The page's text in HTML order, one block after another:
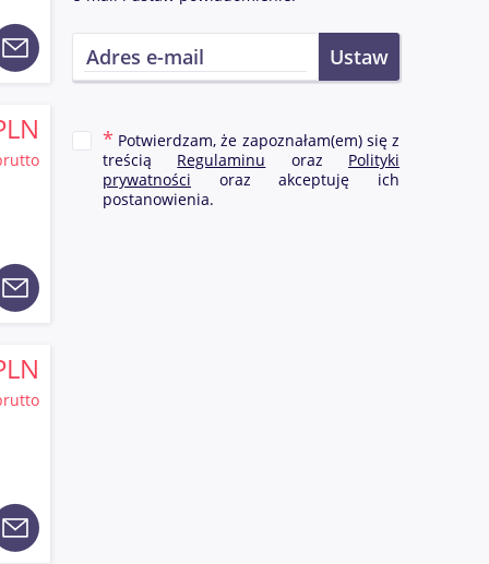
na
Potwierdzam, że zapoznałam(em) się z
treścią Regulaminu oraz Polityki
prywatności oraz akceptuję ich
postanowienia.